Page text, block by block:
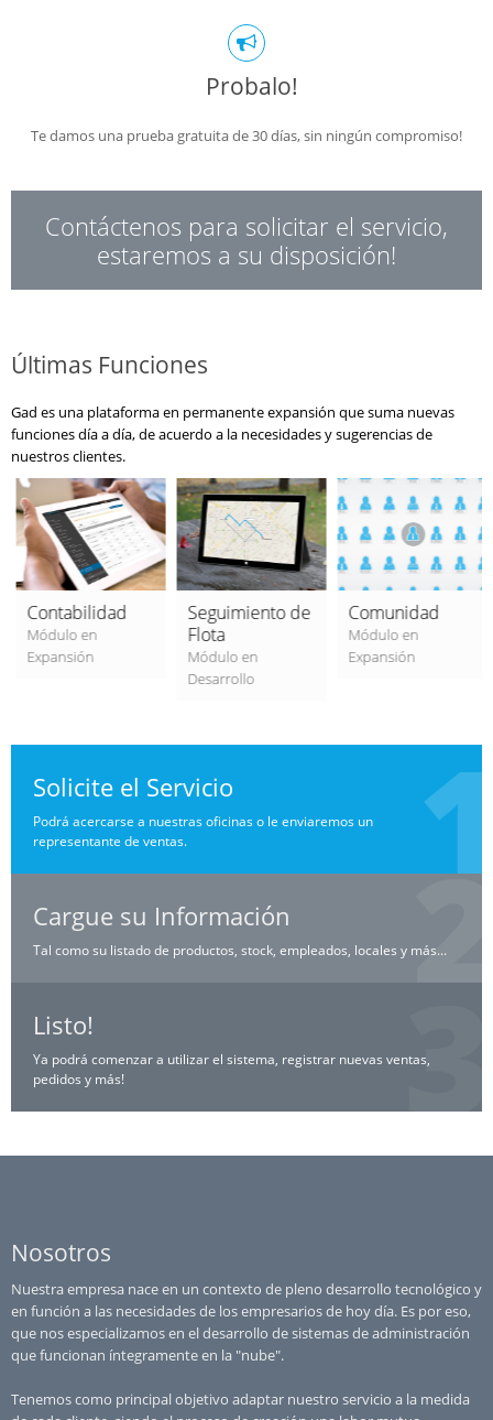
Probalo!
Te damos una prueba gratuita de 30 días, sin ningún compromiso!
Contáctenos para solicitar el servicio,
estaremos a su disposición!
Últimas Funciones
Gad es una plataforma en permanente expansión que suma nuevas
funciones día a día, de acuerdo a la necesidades y sugerencias de
nuestros clientes.
Contabilidad
Módulo en
Expansión
Seguimiento de
Flota
Módulo en
Desarrollo
Comunidad
Módulo en
Expansión
Solicite el Servicio
Podrá acercarse a nuestras oficinas o le enviaremos un
representante de ventas.
Cargue su Información
Tal como su listado de productos, stock, empleados, locales y más...
Listo!
Ya podrá comenzar a utilizar el sistema, registrar nuevas ventas,
pedidos y más!
Nosotros
Nuestra empresa nace en un contexto de pleno desarrollo tecnológico y
en función a las necesidades de los empresarios de hoy día. Es por eso,
que nos especializamos en el desarrollo de sistemas de administración
que funcionan íntegramente en la "nube".
Tenemos como principal objetivo adaptar nuestro servicio a la medida